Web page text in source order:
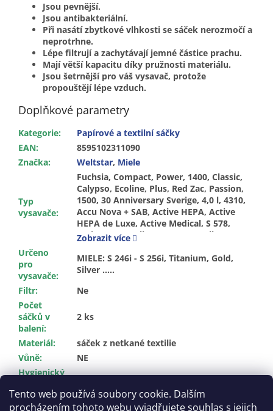
Tento web používá soubory cookie. Dalším
procházením tohoto webu vyjadřujete souhlas s jejich
Jsou pevnější.
Jsou antibakteriální.
Při nasátí zbytkové vlhkosti se sáček nerozmočí a
neprotrhne.
Lépe filtrují a zachytávají jemné částice prachu.
Mají větší kapacitu díky pružnosti materiálu.
Jsou šetrnější pro váš vysavač, protože
propouštějí lépe vzduch.
Doplňkové parametry
Kategorie:
Papírové a textilní sáčky
EAN:
8595102311090
Značka: Weltstar, Miele
Typ
vysavače:
Fuchsia, Compact, Power, 1400, Classic, Calypso, Ecoline, Plus, Red Zac, Passion, 1500, 30 Anniversary Sverige, 4,0 l, 4310, Accu Nova + SAB, Active HEPA, Active HEPA de Luxe, Active Medical, S 578, Active Team, Allergotec 2000, Allergy Control 2000, Allergy Control 2200, Allergy Control 500, Allergy Control 700, Allergy Control Plus, S 500, Allergy Control Plus, S 800, Allergy Control, S 300, Allergy Control, S 500, Allergy Control, S 600, Allergy Control, S 800, Allergy Hepa, Allergy Hepa 1800, Allergy Hepa 700, Allergy Hepa Plus, Allervac Hepa Plus, Allervac Sensor 2000, Allervac, S 700, Allervac, S 718, Almaranth, Alu Limited Edition, Alu-Magic, Aluminium, Ambiente, Ambiente Plus, Anniversary 100, Anniversary Sverige 30, Argento, Artico, Auto Eco 5000, Automatic, Automatic TT 5000, BabyCare, BabyCare 4000, Best Parkett, Black Design, Black Diamond, Black Magic, Black Magic S 711, Black Pearl, Black Pearl 2000, Blue Clean, Blue Clean 1900, Blue Magic, Blue Magic 2000, Blue Moon 800, Blue Moon 800 Plus, Blue Star, Blue-Vert, Brillant 2400, Brillant 3500, Brillant 5600, Brillant 7600, Brillant Light S8, Capri, Capri S 2121, Caramel 700, Caramel S6 700, Carcare, Carcare S6, Cat & Dog 2000, Cat & Dog 4000, Cat & Dog 500, Cat & Dog 5000 Plus, Cat & Dog 6000, Cat & Dog 700, Cat & Dog Carpet S6, Cat & Dog Hardfloor S6, Cat & Dog CH, Cat & Dog Max 2000, Cat & Dog Plus CH, S 726, Cat & Dog Plus, S 500, Cat & Dog S 6220, Cat & Dog S4, S 516, S 6220, S8, Cat & Dog TT, Cat & Dog TT 2000, Cat & Dog, S 516, Celebration, Classic C1, Classic C1 Eco Line, Classic C1 Junior Eco Line, Classic SEB 217, Clean Hepa, Clean Hepa S 4281, Clean Parkett,
Zobrazit více
Určeno
pro
vysavače:
MIELE: S 246i - S 256i, Titanium, Gold,
Silver .....
Filtr:
Ne
Počet
sáčků v
balení:
2 ks
Materiál:
sáček z netkané textilie
Vůně:
NE
Hygienický
Ano